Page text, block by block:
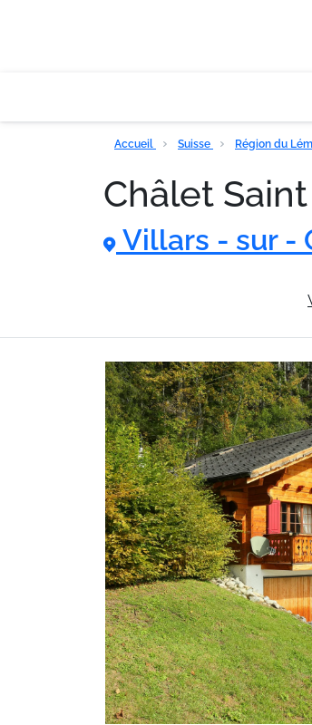
Accueil Suisse Région du
Châlet
Villars - sur -